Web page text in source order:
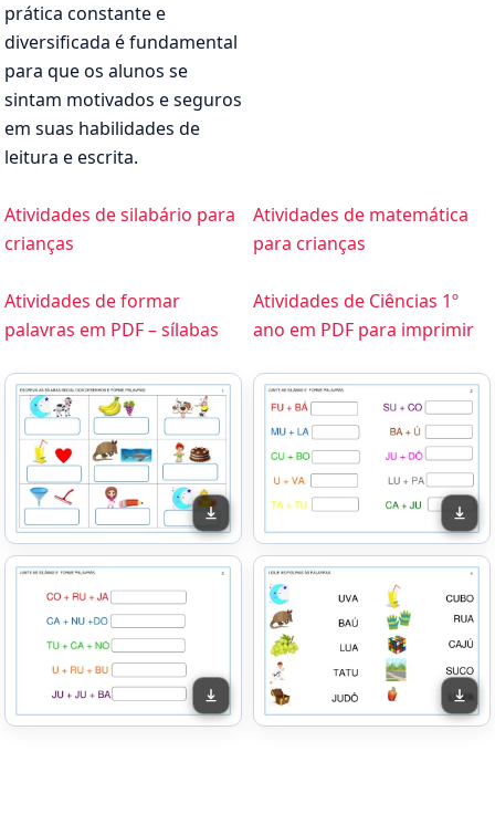
prática constante e
diversificada é fundamental
para que os alunos se
sintam motivados e seguros
em suas habilidades de
leitura e escrita.
Atividades de silabário para
crianças
Atividades de matemática
para crianças
Atividades de formar
palavras em PDF – sílabas
Atividades de Ciências 1º
ano em PDF para imprimir